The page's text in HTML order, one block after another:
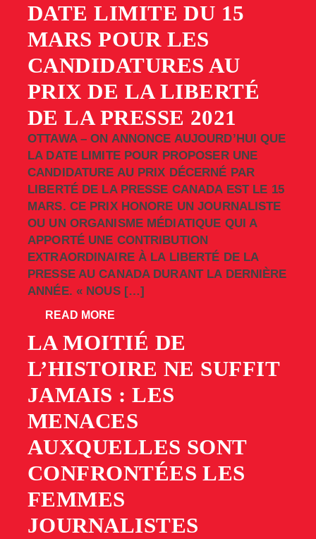
DATE LIMITE DU 15
MARS POUR LES
CANDIDATURES AU
PRIX DE LA LIBERTÉ
DE LA PRESSE 2021
OTTAWA – ON ANNONCE AUJOURD’HUI QUE
LA DATE LIMITE POUR PROPOSER UNE
CANDIDATURE AU PRIX DÉCERNÉ PAR
LIBERTÉ DE LA PRESSE CANADA EST LE 15
MARS. CE PRIX HONORE UN JOURNALISTE
OU UN ORGANISME MÉDIATIQUE QUI A
APPORTÉ UNE CONTRIBUTION
EXTRAORDINAIRE À LA LIBERTÉ DE LA
PRESSE AU CANADA DURANT LA DERNIÈRE
ANNÉE. « NOUS […]
READ MORE
LA MOITIÉ DE
L’HISTOIRE NE SUFFIT
JAMAIS : LES
MENACES
AUXQUELLES SONT
CONFRONTÉES LES
FEMMES
JOURNALISTES